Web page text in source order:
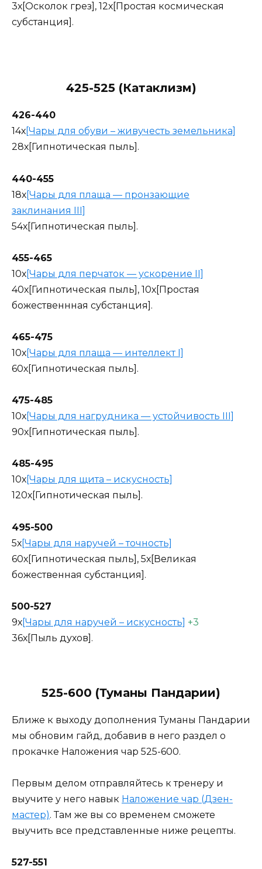
3х[Осколок грез], 12х[Простая космическая
субстанция].
425-525 (Катаклизм)
426-440
14х [Чары для обуви – живучесть земельника]
28х[Гипнотическая пыль].
440-455
18х[Чары для плаща — пронзающие
заклинания III]
54х[Гипнотическая пыль].
455-465
10х[Чары для перчаток — ускорение II]
40х[Гипнотическая пыль], 10х[Простая
божественнная субстанция].
465-475
10х[Чары для плаща — интеллект I]
60х[Гипнотическая пыль].
475-485
10х [Чары для нагрудника — устойчивость III]
90х[Гипнотическая пыль].
485-495
10х [Чары для щита – искусность]
120х[Гипнотическая пыль].
495-500
5х[Чары для наручей – точность]
60х[Гипнотическая пыль], 5х[Великая
божественная субстанция].
500-527
9х[Чары для наручей – искусность] +3
36х[Пыль духов].
525-600 (Туманы Пандарии)
Ближе к выходу дополнения Туманы Пандарии
мы обновим гайд, добавив в него раздел о
прокачке Наложения чар 525-600.
Первым делом отправляйтесь к тренеру и
выучите у него навык Наложение чар (Дзен-
мастер). Там же вы со временем сможете
выучить все представленные ниже рецепты.
527-551